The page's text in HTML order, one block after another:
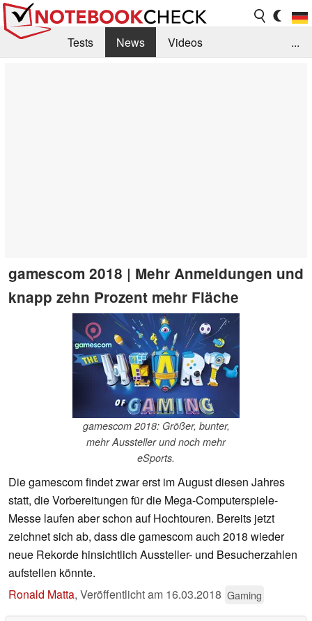
Tests News
Videos
...
gamescom 2018 | Mehr Anmeldungen und
knapp zehn Prozent mehr Fläche
gamescom 2018: Größer, bunter,
mehr Aussteller und noch mehr
eSports.
Die gamescom findet zwar erst im August diesen Jahres
statt, die Vorbereitungen für die Mega-Computerspiele-
Messe laufen aber schon auf Hochtouren. Bereits jetzt
zeichnet sich ab, dass die gamescom auch 2018 wieder
neue Rekorde hinsichtlich Aussteller- und Besucherzahlen
aufstellen könnte.
Ronald Matta, Veröffentlicht am 16.03.2018 Gaming